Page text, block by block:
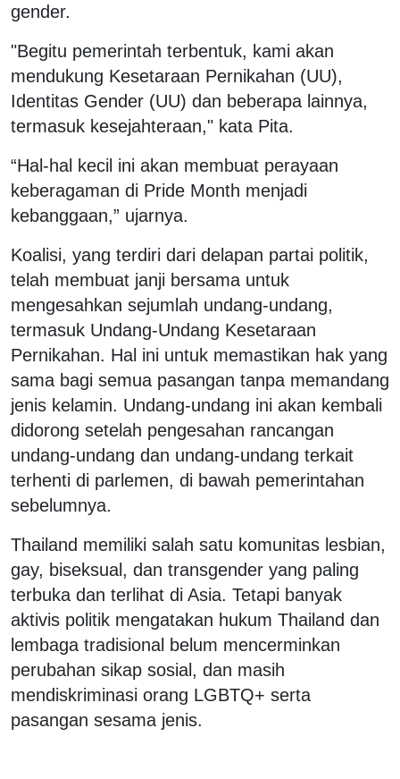
gender.
"Begitu pemerintah terbentuk, kami akan
mendukung Kesetaraan Pernikahan (UU),
Identitas Gender (UU) dan beberapa lainnya,
termasuk kesejahteraan," kata Pita.
“Hal-hal kecil ini akan membuat perayaan
keberagaman di Pride Month menjadi
kebanggaan,” ujarnya.
Koalisi, yang terdiri dari delapan partai politik,
telah membuat janji bersama untuk
mengesahkan sejumlah undang-undang,
termasuk Undang-Undang Kesetaraan
Pernikahan. Hal ini untuk memastikan hak yang
sama bagi semua pasangan tanpa memandang
jenis kelamin. Undang-undang ini akan kembali
didorong setelah pengesahan rancangan
undang-undang dan undang-undang terkait
terhenti di parlemen, di bawah pemerintahan
sebelumnya.
Thailand memiliki salah satu komunitas lesbian,
gay, biseksual, dan transgender yang paling
terbuka dan terlihat di Asia. Tetapi banyak
aktivis politik mengatakan hukum Thailand dan
lembaga tradisional belum mencerminkan
perubahan sikap sosial, dan masih
mendiskriminasi orang LGBTQ+ serta
pasangan sesama jenis.